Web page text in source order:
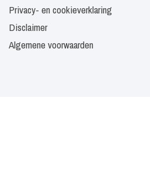
Privacy- en cookieverklaring
Disclaimer
Algemene voorwaarden